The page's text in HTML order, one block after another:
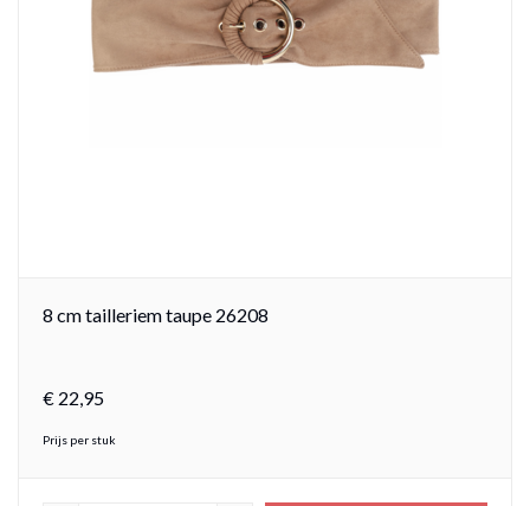
8 cm tailleriem taupe 26208
€ 22,95
Prijs per stuk